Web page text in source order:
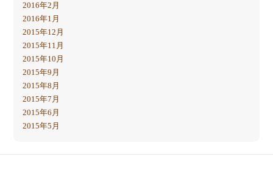
2016年2月
2016年1月
2015年12月
2015年11月
2015年10月
2015年9月
2015年8月
2015年7月
2015年6月
2015年5月